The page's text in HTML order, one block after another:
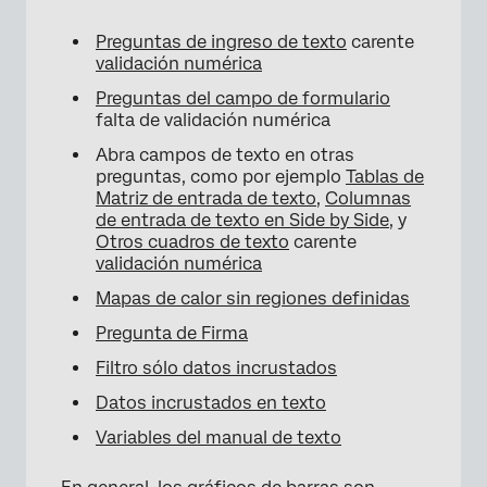
Preguntas de ingreso de texto carente
validación numérica
Preguntas del campo de formulario
falta de validación numérica
Abra campos de texto en otras
preguntas, como por ejemplo Tablas de
Matriz de entrada de texto, Columnas
de entrada de texto en Side by Side, y
Otros cuadros de texto carente
validación numérica
Mapas de calor sin regiones definidas
Pregunta de Firma
Filtro sólo datos incrustados
Datos incrustados en texto
Variables del manual de texto